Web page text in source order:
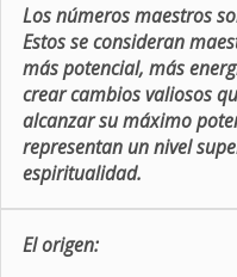
Los números maestros
Estos se consideran
más potencial, más
crear cambios valiosos
alcanzar su máximo
representan un nivel
espiritualidad.
El origen: